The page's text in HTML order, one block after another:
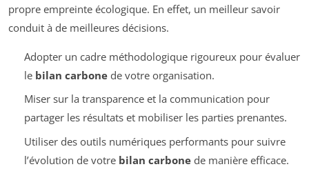
propre empreinte écologique. En effet, un meilleur savoir
conduit à de meilleures décisions.
Adopter un cadre méthodologique rigoureux pour évaluer
le bilan carbonede votre organisation.
Miser sur la transparence et la communication pour
partager les résultats et mobiliser les parties prenantes.
Utiliser des outils numériques performants pour suivre
l’évolution de votre bilan carbonede manière efficace.